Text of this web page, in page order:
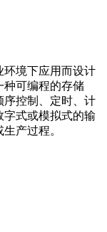
环境下应用而设计
种可编程的存储
序控制、定时、计
式或模拟式的输
产过程。